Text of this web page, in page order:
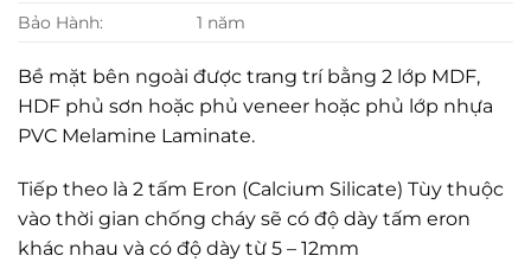
Bảo Hành:
1 năm
Bề mặt bên ngoài được trang trí bằng 2 lớp MDF,
HDF phủ sơn hoặc phủ veneer hoặc phủ lớp nhựa
PVC Melamine Laminate.
Tiếp theo là 2 tấm Eron (Calcium Silicate) Tùy thuộc
vào thời gian chống cháy sẽ có độ dày tấm eron
khác nhau và có độ dày từ 5 – 12mm